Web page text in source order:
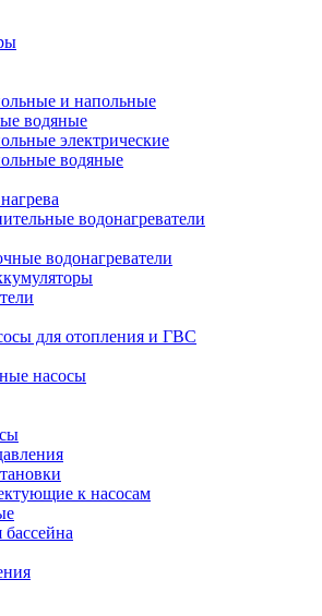
и напольные
водяные
электрические
водяные
водонагреватели
водонагреватели
для отопления и ГВС
насосы
к насосам